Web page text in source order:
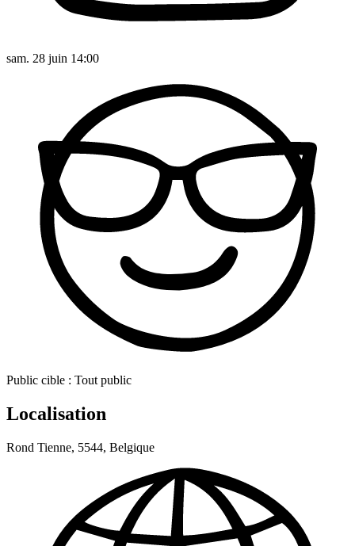
sam. 28 juin 14:00
Public cible : Tout public
Localisation
Rond Tienne, 5544, Belgique